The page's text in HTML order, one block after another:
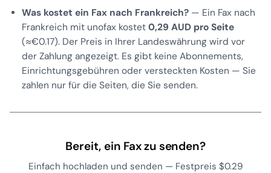
Was kostet ein Fax nach Frankreich? — Ein Fax nach
Frankreich mit unofax kostet 0,29 AUD pro Seite
(≈€0.17). Der Preis in Ihrer Landeswährung wird vor
der Zahlung angezeigt. Es gibt keine Abonnements,
Einrichtungsgebühren oder versteckten Kosten — Sie
zahlen nur für die Seiten, die Sie senden.
Bereit, ein Fax zu senden?
Einfach hochladen und senden — Festpreis $0.29